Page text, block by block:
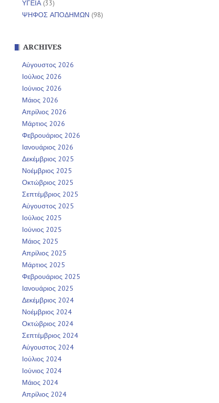
ΥΓΕΙΑ(33)
ΨΗΦΟΣ ΑΠΟΔΗΜΩΝ (98)
ARCHIVES
Αύγουστος 2026
Ιούλιος 2026
Ιούνιος 2026
Μάιος 2026
Απρίλιος 2026
Μάρτιος 2026
Φεβρουάριος 2026
Ιανουάριος 2026
Δεκέμβριος 2025
Νοέμβριος 2025
Οκτώβριος 2025
Σεπτέμβριος 2025
Αύγουστος 2025
Ιούλιος 2025
Ιούνιος 2025
Μάιος 2025
Απρίλιος 2025
Μάρτιος 2025
Φεβρουάριος 2025
Ιανουάριος 2025
Δεκέμβριος 2024
Νοέμβριος 2024
Οκτώβριος 2024
Σεπτέμβριος 2024
Αύγουστος 2024
Ιούλιος 2024
Ιούνιος 2024
Μάιος 2024
Απρίλιος 2024